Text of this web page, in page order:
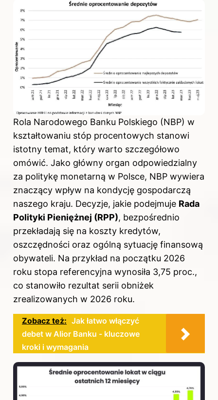
Rola Narodowego Banku Polskiego (NBP) w
kształtowaniu stóp procentowych stanowi
istotny temat, który warto szczegółowo
omówić. Jako główny organ odpowiedzialny
za politykę monetarną w Polsce, NBP wywiera
znaczący wpływ na kondycję gospodarczą
naszego kraju. Decyzje, jakie podejmuje Rada
Polityki Pieniężnej (RPP), bezpośrednio
przekładają się na koszty kredytów,
oszczędności oraz ogólną sytuację finansową
obywateli. Na przykład na początku 2026
roku stopa referencyjna wynosiła 3,75 proc.,
co stanowiło rezultat serii obniżek
zrealizowanych w 2026 roku.
Zobacz też: Jak łatwo włączyć
debet w Alior Banku - kluczowe
kroki i wymagania